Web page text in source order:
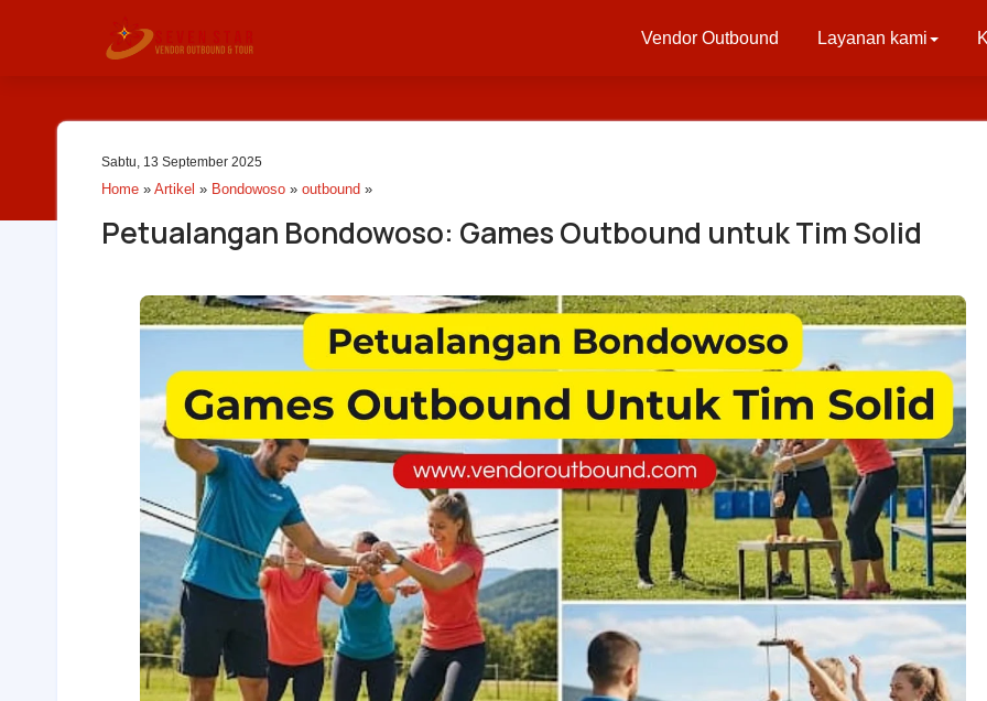
Vendor Outbound Layanan kami
Sabtu, 13 September 2025
Home » Artikel » Bondowoso » outbound »
Petualangan Bondowoso: Games Outbound untuk Tim Solid